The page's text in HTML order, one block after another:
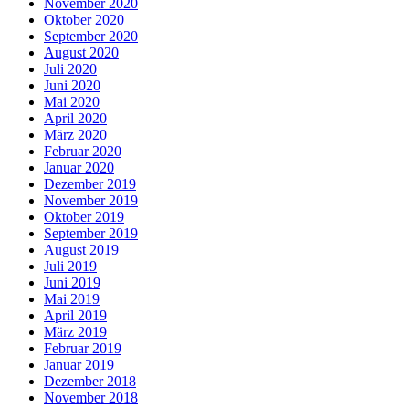
November 2020
Oktober 2020
September 2020
August 2020
Juli 2020
Juni 2020
Mai 2020
April 2020
März 2020
Februar 2020
Januar 2020
Dezember 2019
November 2019
Oktober 2019
September 2019
August 2019
Juli 2019
Juni 2019
Mai 2019
April 2019
März 2019
Februar 2019
Januar 2019
Dezember 2018
November 2018